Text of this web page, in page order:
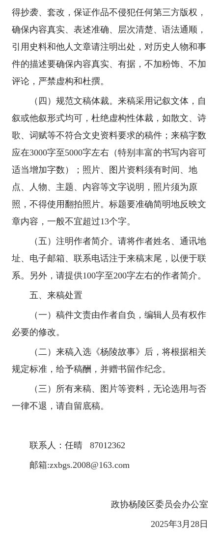
得抄袭、套改，保证作品不侵犯任何第三方版权，
确保内容真实、表述准确、层次清楚、语法通顺，
引用史料和他人文章请注明出处，对历史人物和事
件的描述要确保内容真实、有据，不加粉饰、不加
评论，严禁虚构和杜撰。
（四）规范文稿体裁。来稿采用记叙文体，自
叙或他叙形式均可，杜绝虚构性体裁，如散文、诗
歌、词赋等不符合文史资料要求的稿件；来稿字数
应在3000字至5000字左右（特别丰富的书写内容可
适当增加字数）；照片、图片资料须有时间、地
点、人物、主题、内容等文字说明，照片须为原
照，不得使用翻拍照片。标题要准确简明地反映文
章内容，一般不宜超过13个字。
（五）注明作者简介。请将作者姓名、通讯地
址、电子邮箱、联系电话注于来稿末尾，以便于联
系。另外，请提供100字至200字左右的作者简介。
五、来稿处置
（一）稿件文责由作者自负，编辑人员有权作
必要的修改。
（二）来稿入选《杨陵故事》后，将根据相关
规定标准，给予稿酬，并赠书留作纪念。
（三）所有来稿、图片等资料，无论选用与否
一律不退，请自留底稿。
联系人：任晴 87012362
邮箱:zxbgs.2008@163.com
政协杨陵区委员会办公室
2025年3月28日